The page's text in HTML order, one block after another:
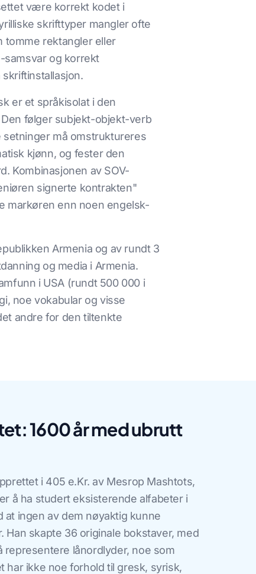
være korrekt kodet i
skrifttyper mangler ofte
tomme rektangler eller
samsvar og korrekt
er et språkisolat i den
følger subjekt-objekt-verb
må omstruktureres
kjønn, og fester den
Kombinasjonen av SOV-
signerte kontrakten"
markøren enn noen engelsk-
Armenia og av rundt 3
og media i Armenia.
i USA (rundt 500 000 i
noe vokabular og visse
andre for den tiltenkte
1600 år med ubrutt
i 405 e.Kr. av Mesrop Mashtots,
å ha studert eksisterende alfabeter i
ingen av dem nøyaktig kunne
skapte 36 originale bokstaver, med
representere lånordlyder, noe som
har ikke noe forhold til gresk, syrisk,